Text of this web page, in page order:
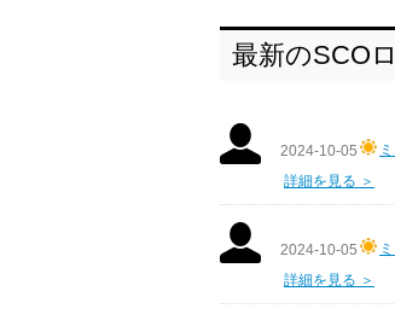
最新のSCO
2024-10-05
詳細を見る ＞
2024-10-05
詳細を見る ＞